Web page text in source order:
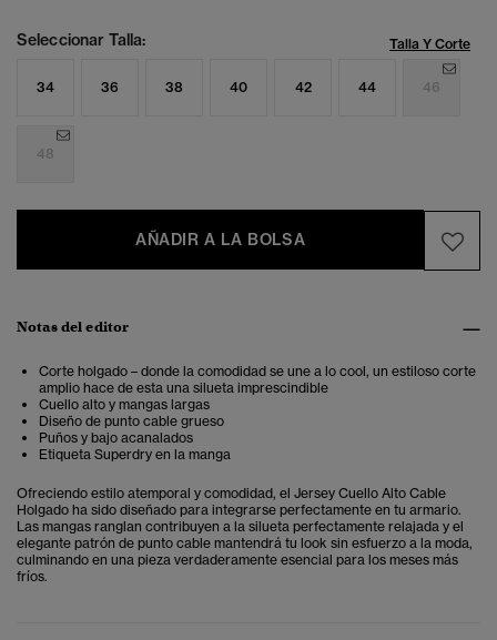
Seleccionar Talla: Talla Y Corte
34 36 38 40 42 44 46
48
AÑADIR A LA BOLSA
Notas del editor
Corte holgado – donde la comodidad se une a lo cool, un estiloso corte
amplio hace de esta una silueta imprescindible
Cuello alto y mangas largas
Diseño de punto cable grueso
Puños y bajo acanalados
Etiqueta Superdry en la manga
Ofreciendo estilo atemporal y comodidad, el Jersey Cuello Alto Cable
Holgado ha sido diseñado para integrarse perfectamente en tu armario.
Las mangas ranglan contribuyen a la silueta perfectamente relajada y el
elegante patrón de punto cable mantendrá tu look sin esfuerzo a la moda,
culminando en una pieza verdaderamente esencial para los meses más
fríos.